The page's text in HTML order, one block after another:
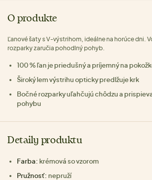
O produkte
Ľanové šaty s V-výstrihom, ideálne na horúce dni.
rozparky zaručia pohodlný pohyb.
100 % ľan je priedušný a príjemný na
Široký lem výstrihu opticky predlžuje krk
Bočné rozparky uľahčujú chôdzu a
pohybu
Detaily produktu
Farba: krémová so vzorom
Pružnosť: nepruží